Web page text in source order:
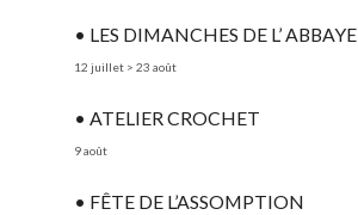
• LES DIMANCHES DE L’ ABBAYE
12 juillet >23 août
• ATELIER CROCHET
9 août
• FÊTE DE L’ASSOMPTION